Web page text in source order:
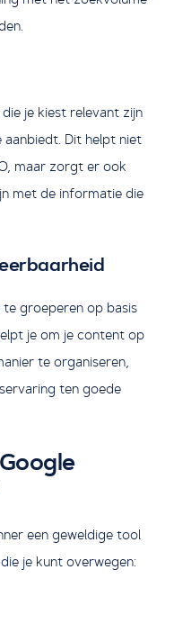
je kiest relevant zijn
aanbiedt. Dit helpt niet
maar zorgt er ook
met de informatie die
groeperen op basis
je om je content op
te organiseren,
ten goede
een geweldige tool
je kunt overwegen: